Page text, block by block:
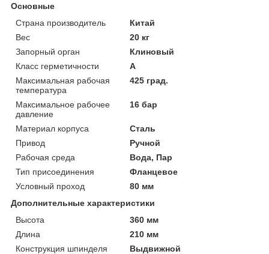
Основные
Страна производитель
Китай
Вес
20 кг
Запорный орган
Клиновый
Класс герметичности
А
Максимальная рабочая
температура
425 град.
Максимальное рабочее
давление
16 бар
Материал корпуса
Сталь
Привод
Ручной
Рабочая среда
Вода, Пар
Тип присоединения
Фланцевое
Условный проход
80 мм
Дополнительные характеристики
Высота
360 мм
Длина
210 мм
Конструкция шпинделя
Выдвижной